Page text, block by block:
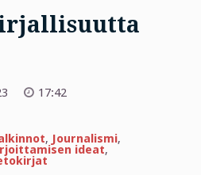
17:42
, Journalismi,
ideat,